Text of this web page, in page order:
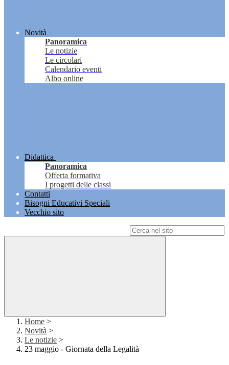
Novità
Panoramica
Le notizie
Le circolari
Calendario eventi
Albo online
Didattica
Panoramica
Offerta formativa
I progetti delle classi
Contatti
Bisogni Educativi Speciali
Vecchio sito
Home >
Novità >
Le notizie >
23 maggio - Giornata della Legalità